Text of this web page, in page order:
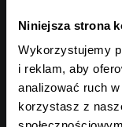
Niniejsza strona
Wykorzystujemy
i reklam, aby
analizować ruch
korzystasz z
Rodzaj akredytacji